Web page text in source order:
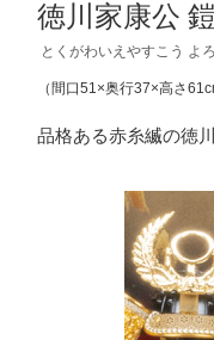
徳川家康公
とくがわいえやすこう よ
（間口51×奥行37×高さ
品格ある赤糸縅の徳